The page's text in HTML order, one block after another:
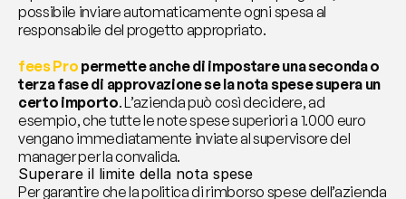
possibile inviare automaticamente ogni spesa al
responsabile del progetto appropriato.
fees Pro permette anche di impostare una seconda o
terza fase di approvazione se la nota spese supera un
certo importo. L’azienda può così decidere, ad
esempio, che tutte le note spese superiori a 1.000 euro
vengano immediatamente inviate al supervisore del
manager per la convalida.
Superare il limite della nota spese
Per garantire che la politica di rimborso spese dell’azienda